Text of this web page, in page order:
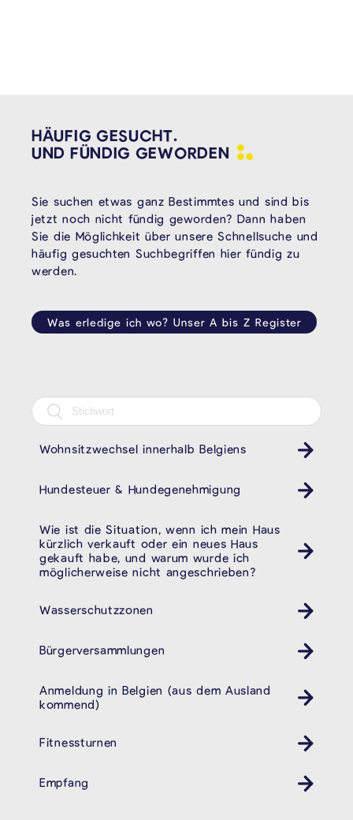
HÄUFIG GESUCHT.
UND FÜNDIG GEWORDEN
Sie suchen etwas ganz Bestimmtes und sind bis
jetzt noch nicht fündig geworden? Dann haben
Sie die Möglichkeit über unsere Schnellsuche und
häufig gesuchten Suchbegriffen hier fündig zu
werden.
Was erledige ich wo? Unser A bis Z Register
Wohnsitzwechsel innerhalb Belgiens
Hundesteuer & Hundegenehmigung
Wie ist die Situation, wenn ich mein Haus
kürzlich verkauft oder ein neues Haus
gekauft habe, und warum wurde ich
möglicherweise nicht angeschrieben?
Wasserschutzzonen
Bürgerversammlungen
Anmeldung in Belgien (aus dem Ausland
kommend)
Fitnessturnen
Empfang